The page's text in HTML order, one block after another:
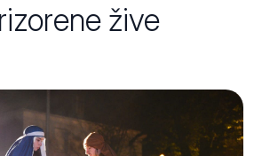
žive